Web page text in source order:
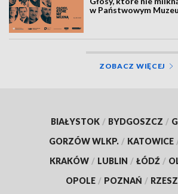
w Państwowym
ZOBACZ WIĘCEJ
BIAŁYSTOK / BYDGOSZCZ /
GORZÓW WLKP. / KATOWICE
KRAKÓW / LUBLIN / ŁÓDŹ /
OPOLE / POZNAŃ /